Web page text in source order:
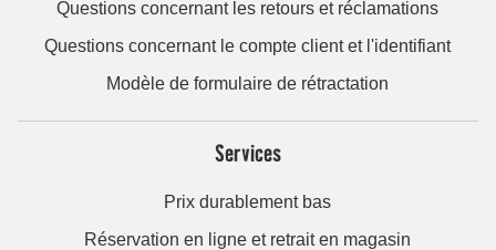
Questions concernant les retours et réclamations
Questions concernant le compte client et l'identifiant
Modèle de formulaire de rétractation
Services
Prix durablement bas
Réservation en ligne et retrait en magasin